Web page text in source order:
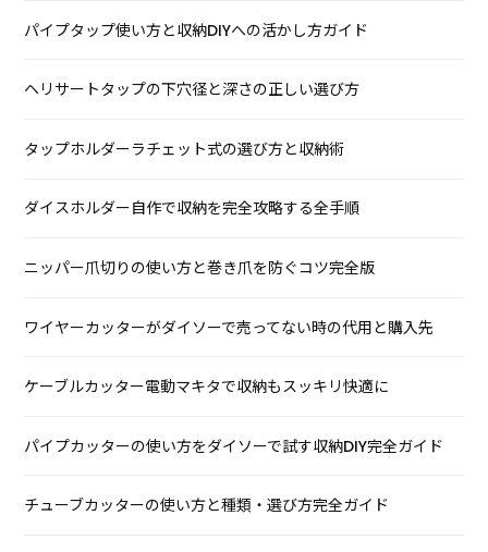
パイプタップ使い方と収納DIYへの活かし方ガイド
ヘリサートタップの下穴径と深さの正しい選び方
タップホルダーラチェット式の選び方と収納術
ダイスホルダー自作で収納を完全攻略する全手順
ニッパー爪切りの使い方と巻き爪を防ぐコツ完全版
ワイヤーカッターがダイソーで売ってない時の代用と購入先
ケーブルカッター電動マキタで収納もスッキリ快適に
パイプカッターの使い方をダイソーで試す収納DIY完全ガイド
チューブカッターの使い方と種類・選び方完全ガイド